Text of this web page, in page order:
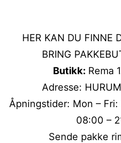
HER KAN DU FINNE
BRING
Butikk: Rema
Adresse:
Åpningstider: Mon –
08:00 –
Sende pakke